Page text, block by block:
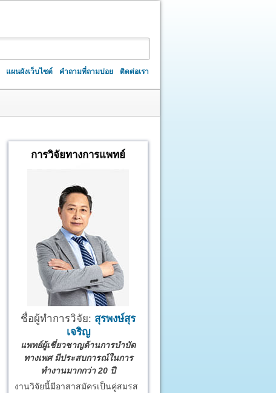
แผนผังเว็บไซต์ คำถามที่ถามบ่อย ติดต่อเรา
การวิจัยทางการแพทย์
ชื่อผู้ทำการวิจัย: สุรพงษ์สุร
เจริญ
แพทย์ผู้เชี่ยวชาญด้านการบำบัด
ทางเพศ มีประสบการณ์ในการ
ทำงานมากกว่า 20 ปี
งานวิจัยนี้มีอาสาสมัครเป็นคู่สมรส